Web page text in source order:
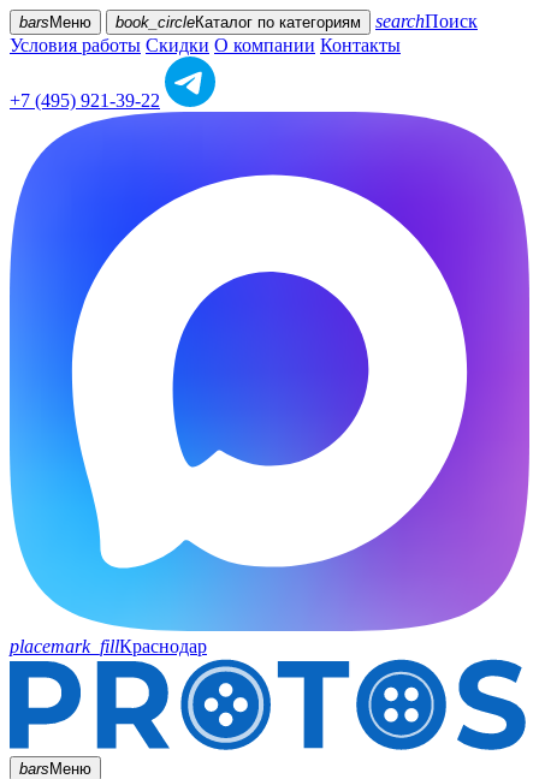
bars Меню book_circleКаталог по категориям searchПоиск
Условия работы Скидки О компании Контакты
+7 (495) 921-39-22
placemark_fillКраснодар
barsМеню